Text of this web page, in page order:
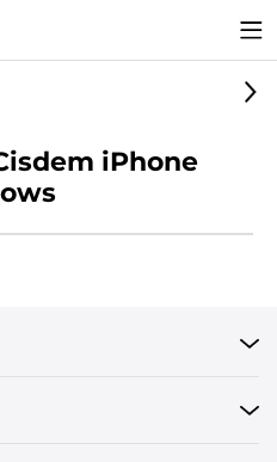
iPhone